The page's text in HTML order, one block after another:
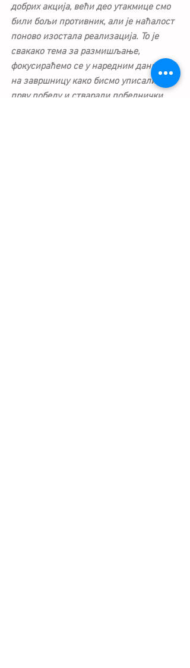
добрих акција, већи део утакмице смо
били бољи противник, али је наћалост
поново изостала реализација. То је
свакако тема за размишљање,
фокусираћемо се у наредним данима
на завршницу како бисмо уписали
прву победу и стварали победнички